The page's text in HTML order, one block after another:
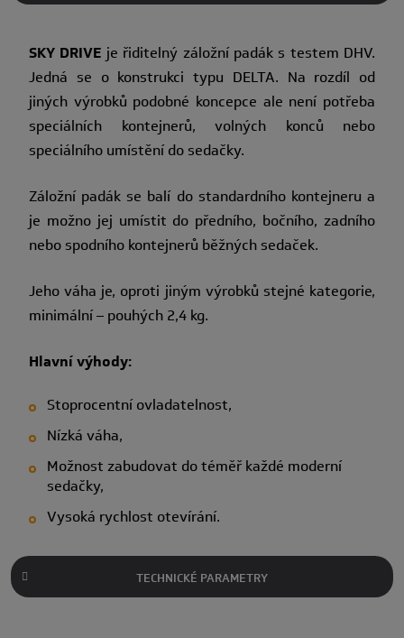
SKY DRIVE je řiditelný záložní padák s testem DHV.
Jedná se o konstrukci typu DELTA. Na rozdíl od
jiných výrobků podobné koncepce ale není potřeba
speciálních kontejnerů, volných konců nebo
speciálního umístění do sedačky.
Záložní padák se balí do standardního kontejneru a
je možno jej umístit do předního, bočního, zadního
nebo spodního kontejnerů běžných sedaček.
Jeho váha je, oproti jiným výrobků stejné kategorie,
minimální – pouhých 2,4 kg.
Hlavní výhody:
Stoprocentní ovladatelnost,
Nízká váha,
Možnost zabudovat do téměř každé moderní
sedačky,
Vysoká rychlost otevírání.
TECHNICKÉ PARAMETRY